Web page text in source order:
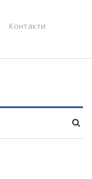
Контакти